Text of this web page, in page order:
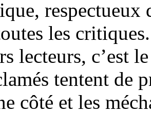
les critiques.
lecteurs, c’est
tentent de
côté et les